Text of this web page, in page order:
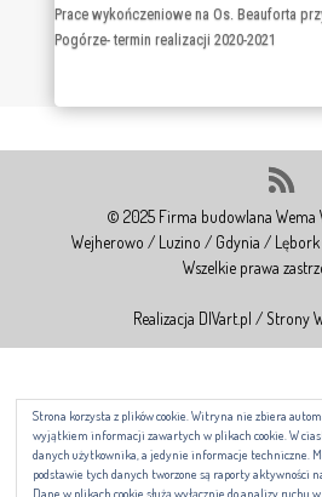
w Szpitalu Morskim w Gdyni –
Dostawa angiografu w ramach
Szpitala św. Wincentego a Paulo w
Pogórze- termin realizacji 2020-2021
Wejherowo / Luzino / Gdynia /
Wszelkie prawa
Realizacja DIVart.pl /